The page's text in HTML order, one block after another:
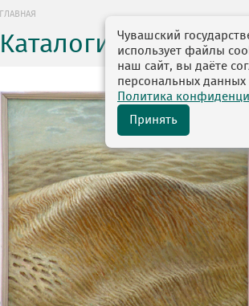
ГЛАВНАЯ
Каталоги выставок
Чувашский
использует файлы
наш сайт, вы даёте
персональных данных
Политика
Принять